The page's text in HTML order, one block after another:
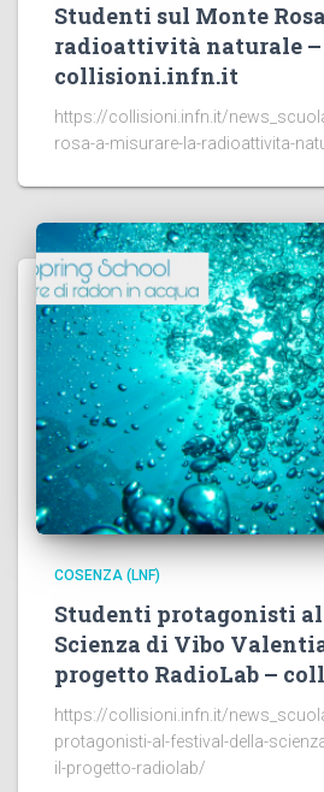
Studenti sul Monte
radioattività naturale –
collisioni.infn.it
https://collisioni.infn.it/
rosa-a-misurare-la-radioattivita-
COSENZA (LNF)
Studenti protagonisti
Scienza di Vibo
progetto RadioLab –
https://collisioni.infn.it/
protagonisti-al-festival-della-
il-progetto-radiolab/